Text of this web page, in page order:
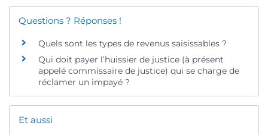
Questions ? Réponses !
Quels sont les types de revenus saisissables ?
Qui doit payer l’huissier de justice (à présent
appelé commissaire de justice) qui se charge de
réclamer un impayé ?
Et aussi